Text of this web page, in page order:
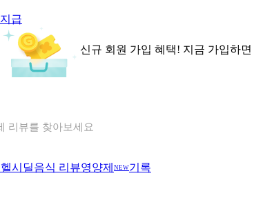
급
신규 회원 가입 혜택! 지금 가입하면
성분을 검색해보세요
리뷰를 찾아보세요
헬시딜음식 리뷰영양제 NEW기록
보세요